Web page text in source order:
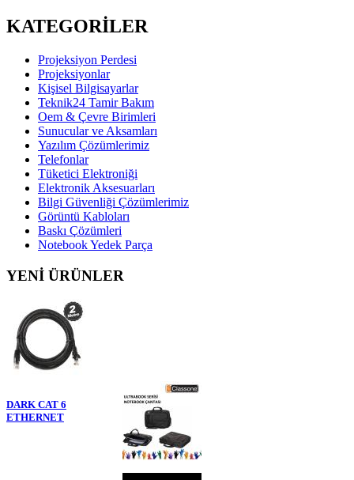
KATEGORİLER
Projeksiyon Perdesi
Projeksiyonlar
Kişisel Bilgisayarlar
Teknik24 Tamir Bakım
Oem & Çevre Birimleri
Sunucular ve Aksamları
Yazılım Çözümlerimiz
Telefonlar
Tüketici Elektroniği
Elektronik Aksesuarları
Bilgi Güvenliği Çözümlerimiz
Görüntü Kabloları
Baskı Çözümleri
Notebook Yedek Parça
YENİ ÜRÜNLER
DARK CAT 6
ETHERNET